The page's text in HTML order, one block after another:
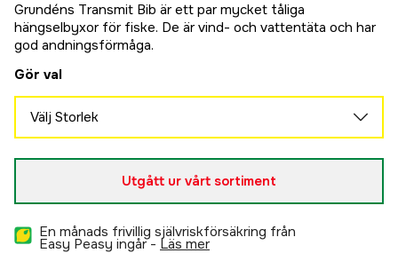
Grundéns Transmit Bib är ett par mycket tåliga
hängselbyxor för fiske. De är vind- och vattentäta och har
god andningsförmåga.
Gör val
Välj Storlek
Utgått ur vårt sortiment
En månads frivillig självriskförsäkring från
Easy Peasy ingår - läs mer